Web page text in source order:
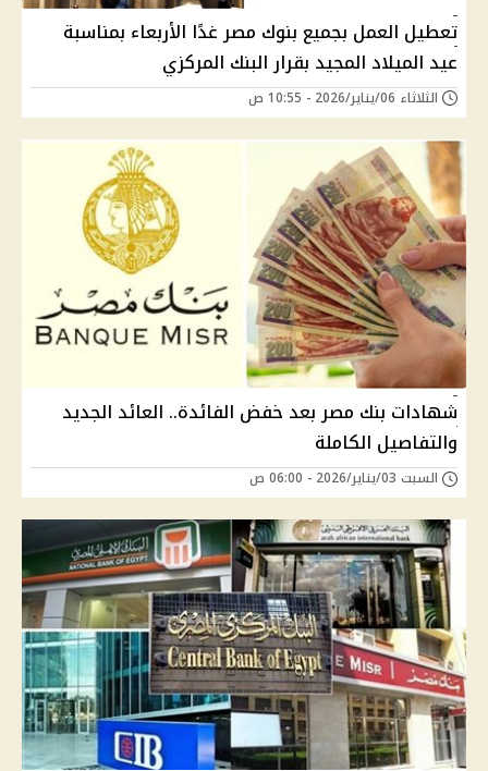
تعطيل العمل بجميع بنوك مصر غدًا الأربعاء بمناسبة
عيد الميلاد المجيد بقرار البنك المركزي
الثلاثاء 06/يناير/2026 - 10:55 ص
شهادات بنك مصر بعد خفض الفائدة.. العائد الجديد
والتفاصيل الكاملة
السبت 03/يناير/2026 - 06:00 ص